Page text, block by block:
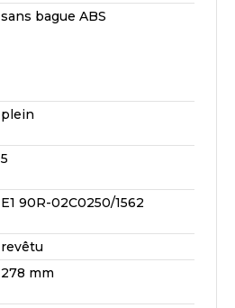
sans bague ABS
plein
5
E1 90R-02C0250/1562
revêtu
278 mm